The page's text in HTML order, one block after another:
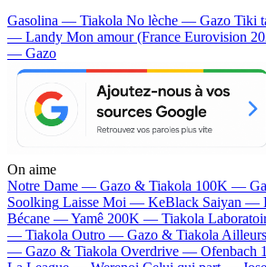
Gasolina — Tiakola No lèche — Gazo Tiki
— Landy Mon amour (France Eurovision
— Gazo
On aime
Notre Dame — Gazo & Tiakola 100K —
Soolking Laisse Moi — KeBlack Saiyan —
Bécane —Yamê 200K — Tiakola
— Tiakola Outro — Gazo & Tiakola
— Gazo & Tiakola Overdrive — Ofenbach